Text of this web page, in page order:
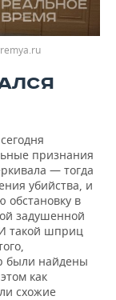
признания
— тогда
убийства, и
обстановку в
задушенной
такой шприц
были найдены
как
схожие